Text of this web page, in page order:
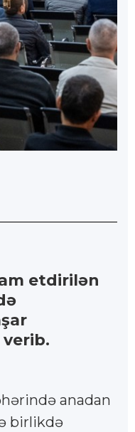
etdirilən
anadan
birlikdə